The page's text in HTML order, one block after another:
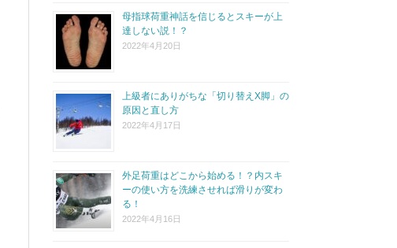
母指球荷重神話を信じるとスキーが上
達しない説！？
2022年4月20日
上級者にありがちな「切り替えX脚」の
原因と直し方
2022年4月17日
外足荷重はどこから始める！？内スキ
ーの使い方を洗練させれば滑りが変わ
る！
2022年4月16日